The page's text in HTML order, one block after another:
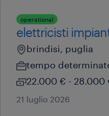
operational
elettricisti
brindisi, puglia
tempo
22.000 € - 28.000
21 luglio 2026